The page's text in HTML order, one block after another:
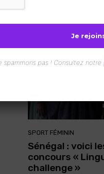
SPORT FÉMININ
Sénégal : voici
concours «
challenge »
spammons pas ! Consultez notre